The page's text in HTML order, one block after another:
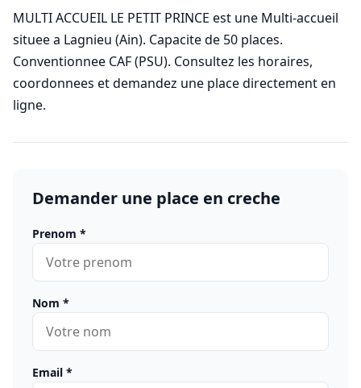
MULTI ACCUEIL LE PETIT PRINCE est une Multi-accueil
situee a Lagnieu (Ain). Capacite de 50 places.
Conventionnee CAF (PSU). Consultez les horaires,
coordonnees et demandez une place directement en
ligne.
Demander une place en creche
Prenom *
Nom *
Email *